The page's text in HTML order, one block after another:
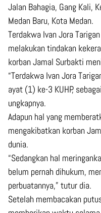
Jalan Bahagia, Gang Kali,
Medan Baru, Kota Medan.
Terdakwa Ivan Jora
melakukan tindakan
korban Jamal Surbakti
“Terdakwa Ivan Jora
ayat (1) ke-3 KUHP,
ungkapnya.
Adapun hal yang
mengakibatkan korban
dunia.
“Sedangkan hal
belum pernah dihukum,
perbuatannya,” tutur dia.
Setelah membacakan